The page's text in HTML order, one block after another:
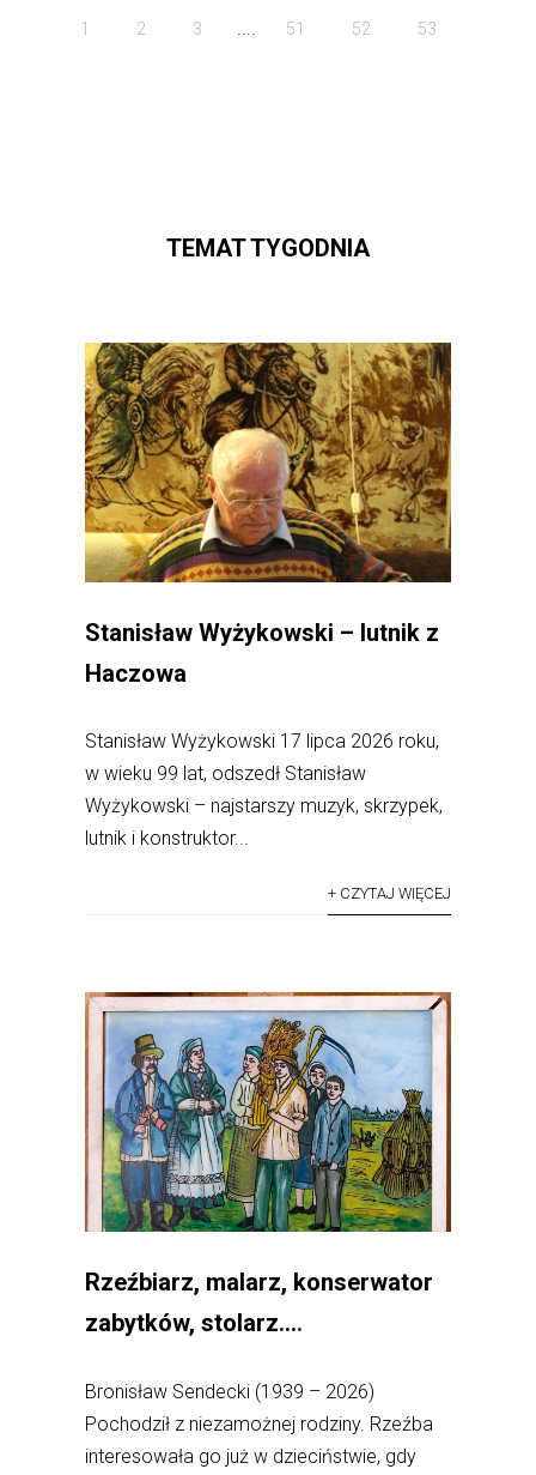
1 2 3 51 52 53
TEMAT TYGODNIA
Stanisław Wyżykowski – lutnik z
Haczowa
Stanisław Wyżykowski 17 lipca 2026 roku,
w wieku 99 lat, odszedł Stanisław
Wyżykowski – najstarszy muzyk, skrzypek,
lutnik i konstruktor...
+ CZYTAJ WIĘCEJ
Rzeźbiarz, malarz, konserwator
zabytków, stolarz….
Bronisław Sendecki (1939 – 2026)
Pochodził z niezamożnej rodziny. Rzeźba
interesowała go już w dzieciństwie, gdy